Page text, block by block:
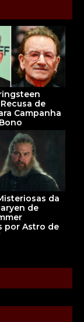
de
Campanha
da
de
por Astro de